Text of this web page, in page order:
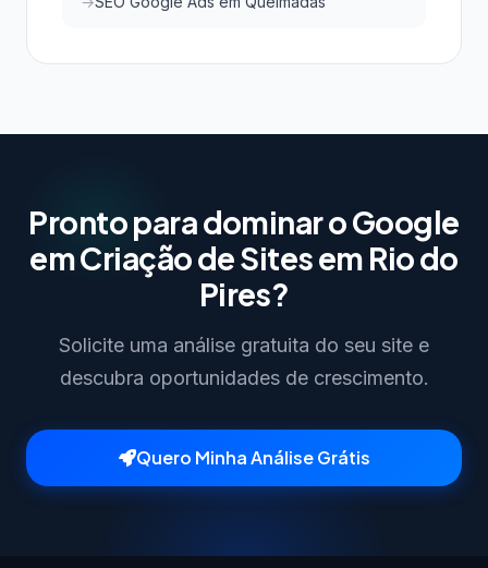
Pronto para dominar o Google
em Criação de Sites em Rio do
Pires?
Solicite uma análise gratuita do seu site e
descubra oportunidades de crescimento.
Quero Minha Análise Grátis